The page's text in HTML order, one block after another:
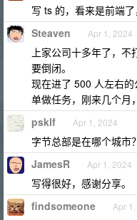
写 ts 的，看来是前端
Steaven Apr 1, 2024
上家公司十多年了，
要倒闭。
现在进了 500 人左右
单做任务，刚来几个月
psklf Apr 1, 2024
字节总部是在哪个城市？
JamesR Apr 1, 2024
写得很好，感谢分享。
findsomeone Apr